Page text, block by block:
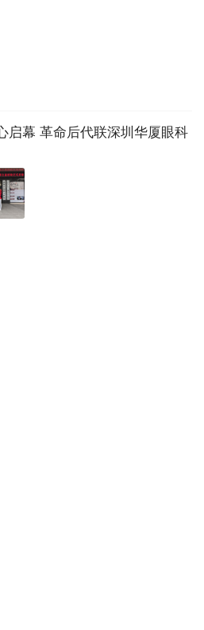
启幕 革命后代联深圳华厦眼科